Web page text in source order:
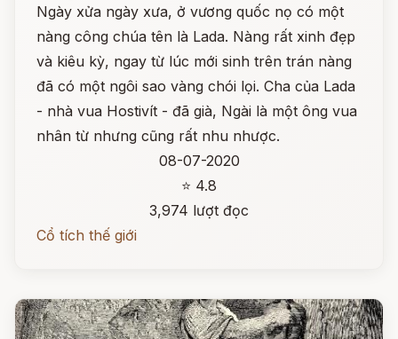
Ngày xửa ngày xưa, ở vương quốc nọ có một
nàng công chúa tên là Lada. Nàng rất xinh đẹp
và kiêu kỳ, ngay từ lúc mới sinh trên trán nàng
đã có một ngôi sao vàng chói lọi. Cha của Lada
- nhà vua Hostivít - đã già, Ngài là một ông vua
nhân từ nhưng cũng rất nhu nhược.
08-07-2020
⭐ 4.8
3,974 lượt đọc
Cổ tích thế giới